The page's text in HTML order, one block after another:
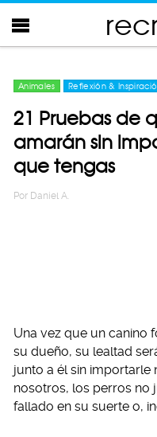
Animales Reflexión &
21 Pruebas de
amarán sin
que tengas
Por Daniel A.
Una vez que un canino
su dueño, su lealtad
junto a él sin importarle
nosotros, los perros no
fallado en su suerte o,